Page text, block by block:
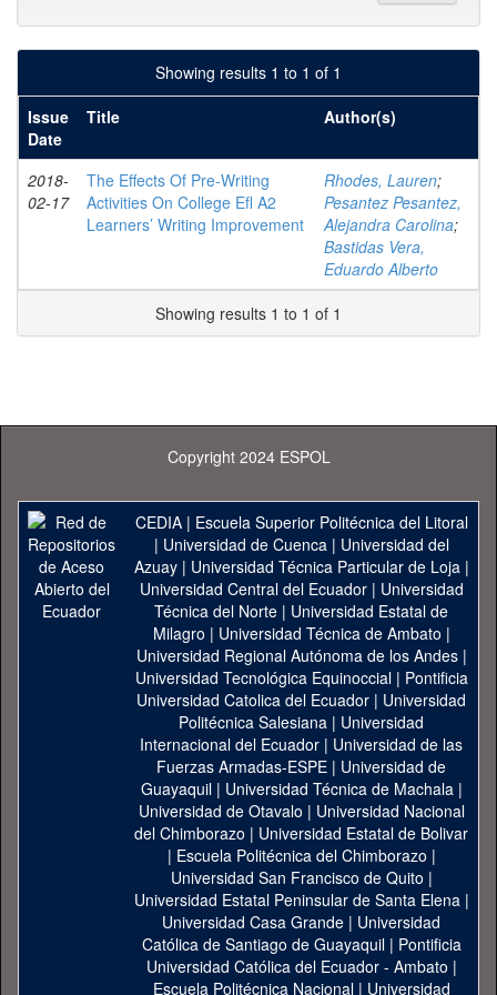
Showing results 1 to 1 of 1
Issue
Date
Title Author(s)
2018-
02-17
The Effects Of Pre-Writing
Activities On College Efl A2
Learners’ Writing Improvement
Rhodes, Lauren;
Pesantez Pesantez,
Alejandra Carolina;
Bastidas Vera,
Eduardo Alberto
Showing results 1 to 1 of 1
Copyright 2024 ESPOL
CEDIA| Escuela Superior Politécnica del Litoral
| Universidad de Cuenca| Universidad del
Azuay| Universidad Técnica Particular de Loja|
Universidad Central del Ecuador| Universidad
Técnica del Norte | Universidad Estatal de
Milagro | Universidad Técnica de Ambato |
Universidad Regional Autónoma de los Andes|
Universidad Tecnológica Equinoccial| Pontificia
Universidad Catolica del Ecuador | Universidad
Politécnica Salesiana | Universidad
Internacional del Ecuador | Universidad de las
Fuerzas Armadas-ESPE | Universidad de
Guayaquil| Universidad Técnica de Machala|
Universidad de Otavalo | Universidad Nacional
del Chimborazo | Universidad Estatal de Bolivar
| Escuela Politécnica del Chimborazo |
Universidad San Francisco de Quito |
Universidad Estatal Peninsular de Santa Elena|
Universidad Casa Grande | Universidad
Católica de Santiago de Guayaquil| Pontificia
Universidad Católica del Ecuador - Ambato |
Escuela Politécnica Nacional| Universidad